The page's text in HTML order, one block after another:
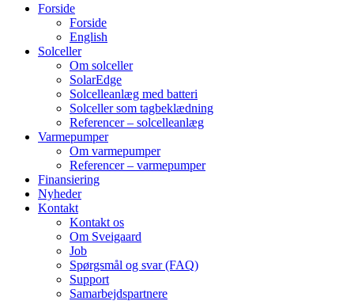
Forside
Forside
English
Solceller
Om solceller
SolarEdge
Solcelleanlæg med batteri
Solceller som tagbeklædning
Referencer – solcelleanlæg
Varmepumper
Om varmepumper
Referencer – varmepumper
Finansiering
Nyheder
Kontakt
Kontakt os
Om Sveigaard
Job
Spørgsmål og svar (FAQ)
Support
Samarbejdspartnere